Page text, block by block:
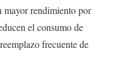
mayor rendimiento por
el consumo de
frecuente de